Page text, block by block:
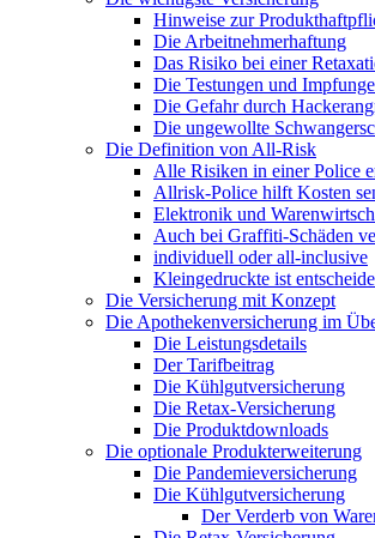
Hinweise zur
Die Arbeitnehmerhaftung
Das Risiko bei einer
Die Testungen und
Die Gefahr durch
Die ungewollte
Die Definition von All-Risk
Alle Risiken in einer Police
Allrisk-Police hilft Kosten
Elektronik und
Auch bei Graffiti-Schäden
individuell oder all-inclusive
Kleingedruckte ist
Die Versicherung mit Konzept
Die Apothekenversicherung im
Die Leistungsdetails
Der Tarifbeitrag
Die Kühlgutversicherung
Die Retax-Versicherung
Die Produktdownloads
Die optionale Produkterweiterung
Die Pandemieversicherung
Die Kühlgutversicherung
Der Verderb von